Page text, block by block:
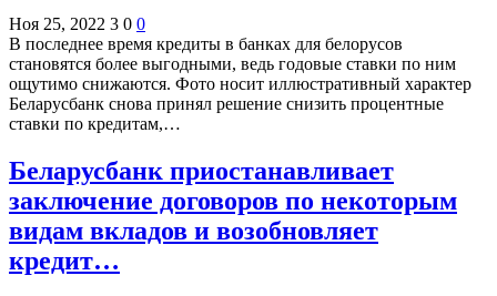
Ноя 25, 2022 3 0 0
В последнее время кредиты в банках для белорусов
становятся более выгодными, ведь годовые ставки по ним
ощутимо снижаются. Фото носит иллюстративный характер
Беларусбанк снова принял решение снизить процентные
ставки по кредитам,…
Беларусбанк приостанавливает
заключение договоров по некоторым
видам вкладов и возобновляет
кредит…